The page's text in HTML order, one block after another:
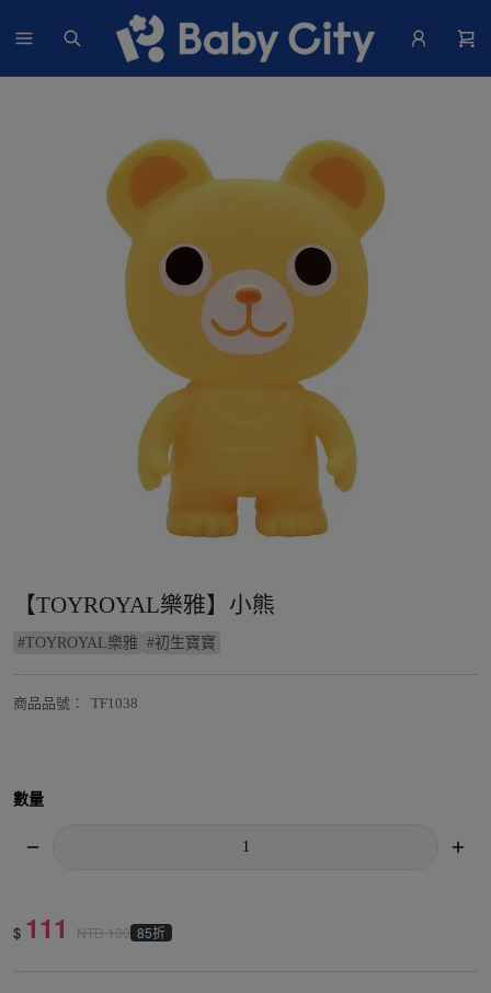
【TOYROYAL樂雅】小熊
#TOYROYAL樂雅 #初生寶寶
商品品號 ： TF1038
數量
$ 111 NTD130 85折